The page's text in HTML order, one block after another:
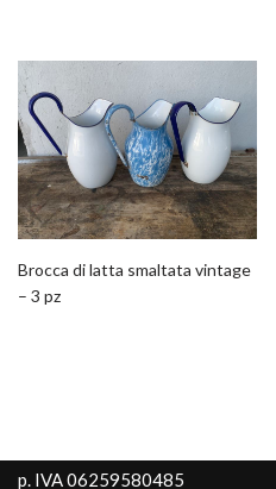
Brocca di latta smaltata vintage
– 3 pz
p. IVA 06259580485